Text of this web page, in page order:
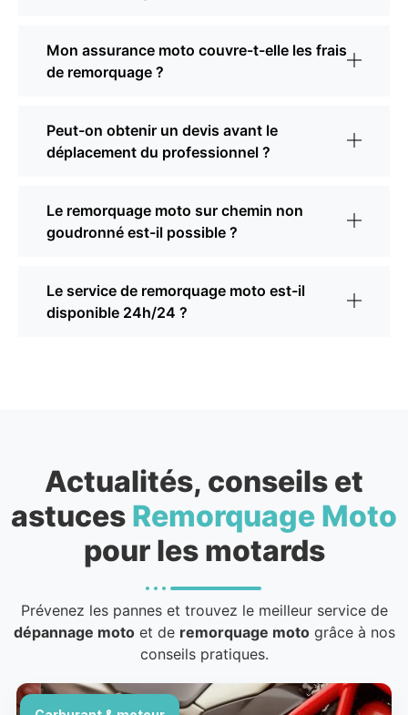
Mon assurance moto couvre-t-elle les frais
de remorquage ?
Peut-on obtenir un devis avant le
déplacement du professionnel ?
Le remorquage moto sur chemin non
goudronné est-il possible ?
Le service de remorquage moto est-il
disponible 24h/24 ?
Actualités, conseils et
astuces Remorquage Moto
pour les motards
Prévenez les pannes et trouvez le meilleur service de
dépannage motoet de remorquage motogrâce à nos
conseils pratiques.